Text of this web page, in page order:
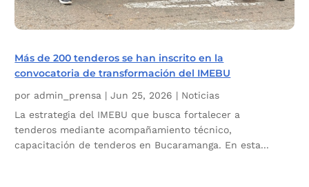
Más de 200 tenderos se han inscrito en la
convocatoria de transformación del IMEBU
por admin_prensa |Jun 25, 2026 | Noticias
La estrategia del IMEBU que busca fortalecer a
tenderos mediante acompañamiento técnico,
capacitación de tenderos en Bucaramanga. En esta...